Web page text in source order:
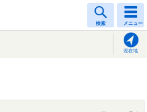
検索 メニュー
現在地